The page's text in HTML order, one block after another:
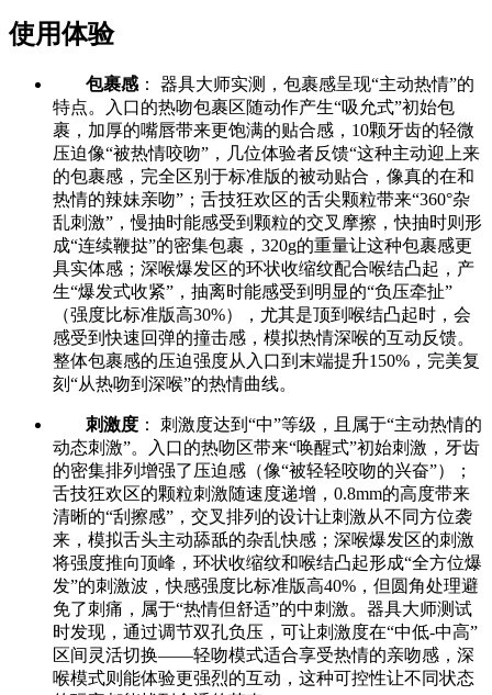
使用体验
包裹感 ： 器具大师实测，包裹感呈现“主动热情”的
特点。入口的热吻包裹区随动作产生“吸允式”初始包
裹，加厚的嘴唇带来更饱满的贴合感，10颗牙齿的轻微
压迫像“被热情咬吻”，几位体验者反馈“这种主动迎上来
的包裹感，完全区别于标准版的被动贴合，像真的在和
热情的辣妹亲吻”；舌技狂欢区的舌尖颗粒带来“360°杂
乱刺激”，慢抽时能感受到颗粒的交叉摩擦，快抽时则形
成“连续鞭挞”的密集包裹，320g的重量让这种包裹感更
具实体感；深喉爆发区的环状收缩纹配合喉结凸起，产
生“爆发式收紧”，抽离时能感受到明显的“负压牵扯”
（强度比标准版高30%），尤其是顶到喉结凸起时，会
感受到快速回弹的撞击感，模拟热情深喉的互动反馈。
整体包裹感的压迫强度从入口到末端提升150%，完美复
刻“从热吻到深喉”的热情曲线。
刺激度 ： 刺激度达到“中”等级，且属于“主动热情的
动态刺激”。入口的热吻区带来“唤醒式”初始刺激，牙齿
的密集排列增强了压迫感（像“被轻轻咬吻的兴奋”）；
舌技狂欢区的颗粒刺激随速度递增，0.8mm的高度带来
清晰的“刮擦感”，交叉排列的设计让刺激从不同方位袭
来，模拟舌头主动舔舐的杂乱快感；深喉爆发区的刺激
将强度推向顶峰，环状收缩纹和喉结凸起形成“全方位爆
发”的刺激波，快感强度比标准版高40%，但圆角处理避
免了刺痛，属于“热情但舒适”的中刺激。器具大师测试
时发现，通过调节双孔负压，可让刺激度在“中低-中高”
区间灵活切换——轻吻模式适合享受热情的亲吻感，深
喉模式则能体验更强烈的互动，这种可控性让不同状态